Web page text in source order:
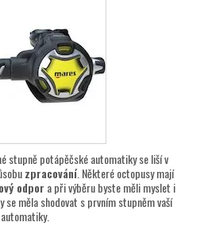
stupně potápěčské automatiky se liší v
zpracování. Některé octopusy mají
odpor a při výběru byste měli myslet i
se měla shodovat s prvním stupněm vaší
automatiky.